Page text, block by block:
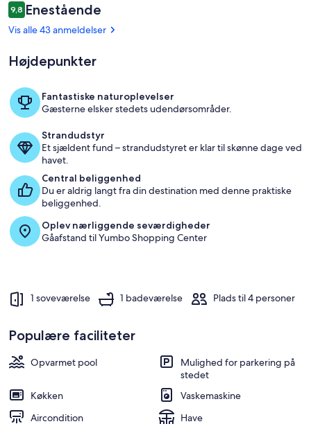
2019)
Udendørsområde
Anmeldelser
9,89,8 ud af 10.
Enestående
Vis alle 43 anmeldelser
Højdepunkter
Fantastiske naturoplevelser
Gæsterne elsker stedets udendørsområder.
Strandudstyr
Et sjældent fund – strandudstyret er klar til skønne dage ved
havet.
Central beliggenhed
Du er aldrig langt fra din destination med denne praktiske
beliggenhed.
Oplev nærliggende seværdigheder
Gåafstand til Yumbo Shopping Center
1 soveværelse 1 badeværelse Plads til 4 personer
Populære faciliteter
Opvarmet pool
Mulighed for parkering på
stedet
Køkken
Vaskemaskine
Aircondition
Have